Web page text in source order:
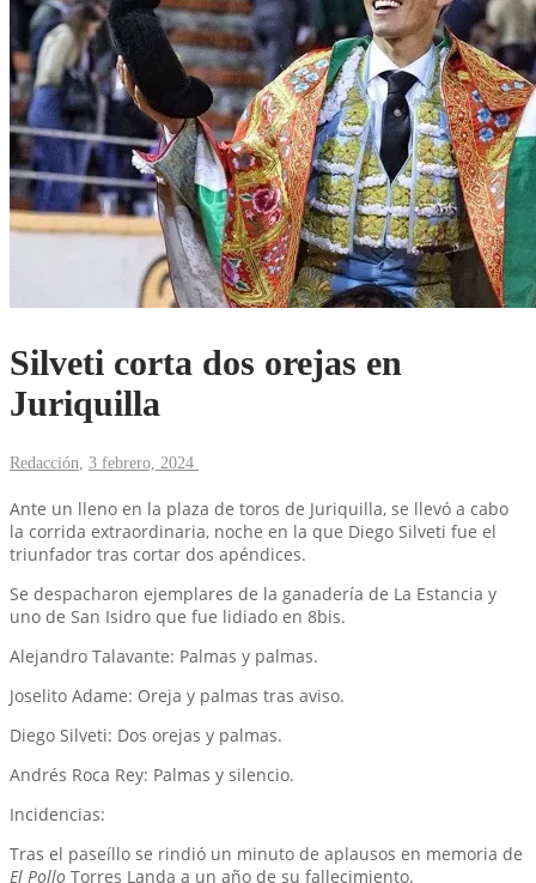
Silveti corta dos orejas en
Juriquilla
Redacción, 3 febrero, 2024
Ante un lleno en la plaza de toros de Juriquilla, se llevó a cabo
la corrida extraordinaria, noche en la que Diego Silveti fue el
triunfador tras cortar dos apéndices.
Se despacharon ejemplares de la ganadería de La Estancia y
uno de San Isidro que fue lidiado en 8bis.
Alejandro Talavante: Palmas y palmas.
Joselito Adame: Oreja y palmas tras aviso.
Diego Silveti: Dos orejas y palmas.
Andrés Roca Rey: Palmas y silencio.
Incidencias:
Tras el paseíllo se rindió un minuto de aplausos en memoria de
El Pollo Torres Landa a un año de su fallecimiento.